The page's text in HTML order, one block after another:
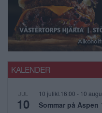
KALENDER
JUL
10
10 julikl.16:00 - 10
Sommar på